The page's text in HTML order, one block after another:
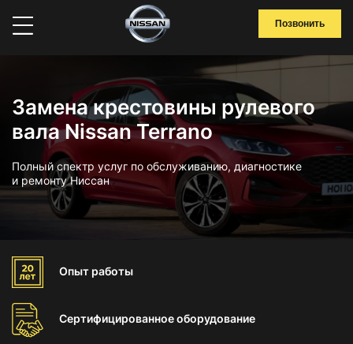
Позвонить
Замена крестовины рулевого
вала Nissan Terrano
Полный спектр услуг по обслуживанию, диагностике
и ремонту Ниссан
Опыт работы
Сертифицированноеоборудование